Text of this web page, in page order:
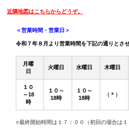
近隣地図はこちらからどうぞ。
＜営業時間・営業日＞
令和７年８月より営業時間を下記の通りとさ
月曜
日
火曜日 水曜日 木曜日
１０
～18
時
１０～
18時
１０～
18時
（＊）
○最終開始時間は１７：００（初回の場合は１